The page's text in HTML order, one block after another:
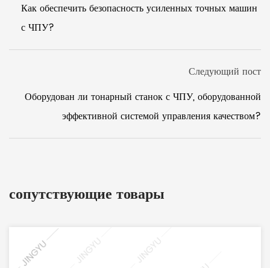
Как обеспечить безопасность усиленных точных машин
с ЧПУ?
Следующий пост
Оборудован ли тонарный станок с ЧПУ, оборудованной
эффективной системой управления качеством?
сопутствующие товары